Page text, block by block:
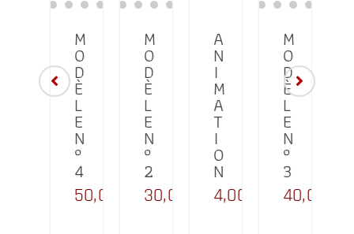
M
O
D
È
L
E
N
°
4
50,00
M
O
D
È
L
E
N
°
2
30,00
A
N
M
A
T
O
N
4,00
M
O
D
È
L
E
N
°
3
40,00